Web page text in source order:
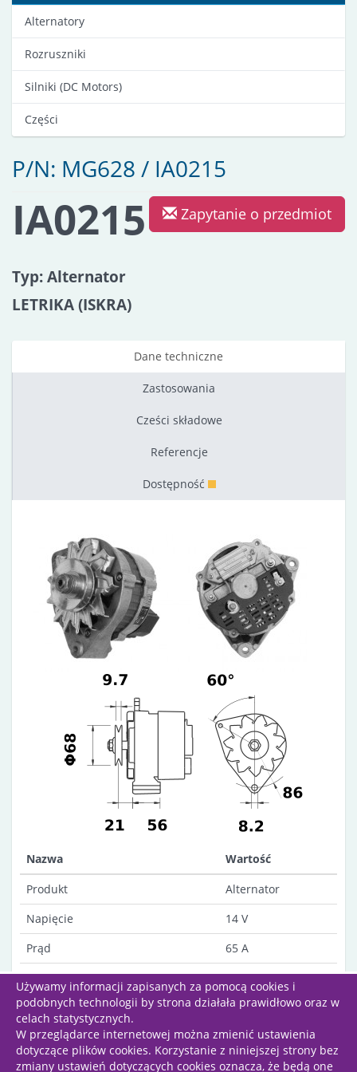
Używamy informacji zapisanych za pomocą cookies i
podobnych technologii by strona działała prawidłowo oraz w
celach statystycznych.
W przeglądarce internetowej można zmienić ustawienia
dotyczące plików cookies. Korzystanie z niniejszej strony bez
zmiany ustawień dotyczących cookies oznacza, że będą one
Alternatory
Rozruszniki
Silniki (DC Motors)
Części
P/N: MG628 / IA0215
Zapytanie o przedmiot
IA0215
Typ: Alternator
LETRIKA (ISKRA)
Dane techniczne
Zastosowania
Cześci składowe
Referencje
Dostępność
Nazwa
Wartość
Produkt
Alternator
Napięcie
14 V
Prąd
65 A
Opis
AAK4619
Wszelkie prawa zastrzeżone | Projekt i wykonanie: